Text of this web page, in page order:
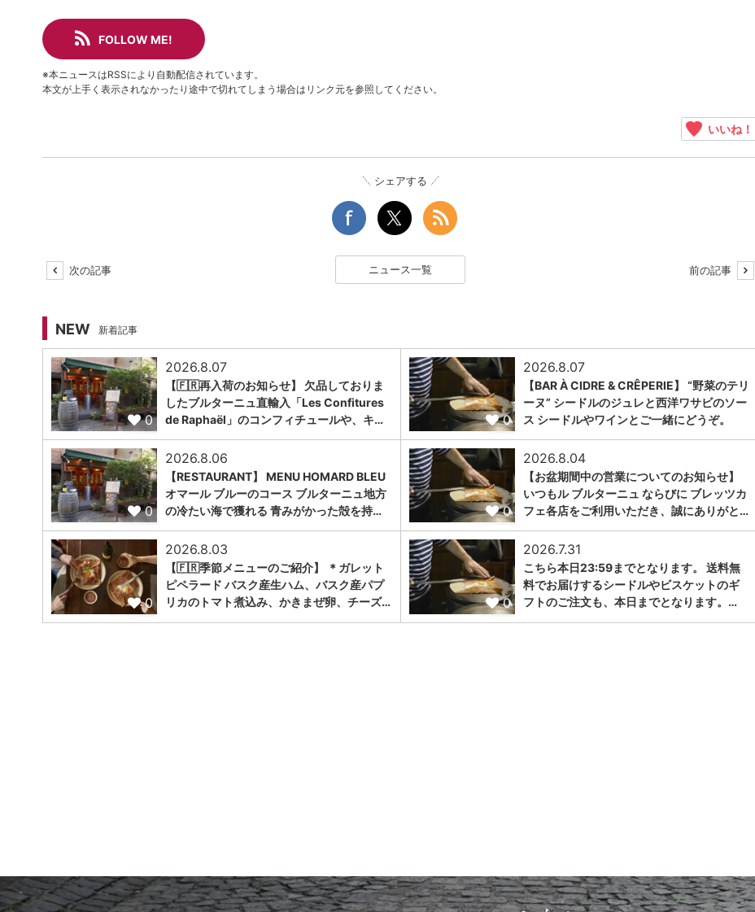
FOLLOW ME!
※本ニュースはRSSにより自動配信されています。
本文が上手く表示されなかったり途中で切れてしまう場合はリンク元を参照してください。
いいね！
シェアする
次の記事 ニュース一覧 前の記事
NEW 新着記事
0
2026.8.07
【🇫🇷再入荷のお知らせ】 欠品しておりま
したブルターニュ直輸入「Les Confitures
de Raphaël」のコンフィチュールや、キ…
0
2026.8.07
【BAR À CIDRE & CRÊPERIE】 “野菜のテリ
ーヌ” シードルのジュレと西洋ワサビのソー
ス シードルやワインとご一緒にどうぞ。
0
2026.8.06
【RESTAURANT】 MENU HOMARD BLEU
オマール ブルーのコース ブルターニュ地方
の冷たい海で獲れる 青みがかった殻を持…
0
2026.8.04
【お盆期間中の営業についてのお知らせ】
いつもル ブルターニュ ならびに ブレッツカ
フェ各店をご利用いただき、誠にありがと…
0
2026.8.03
【🇫🇷季節メニューのご紹介】 ＊ガレット
ピペラード バスク産生ハム、バスク産パプ
リカのトマト煮込み、かきまぜ卵、チーズ…
0
2026.7.31
こちら本日23:59までとなります。 送料無
料でお届けするシードルやビスケットのギ
フトのご注文も、本日までとなります。…